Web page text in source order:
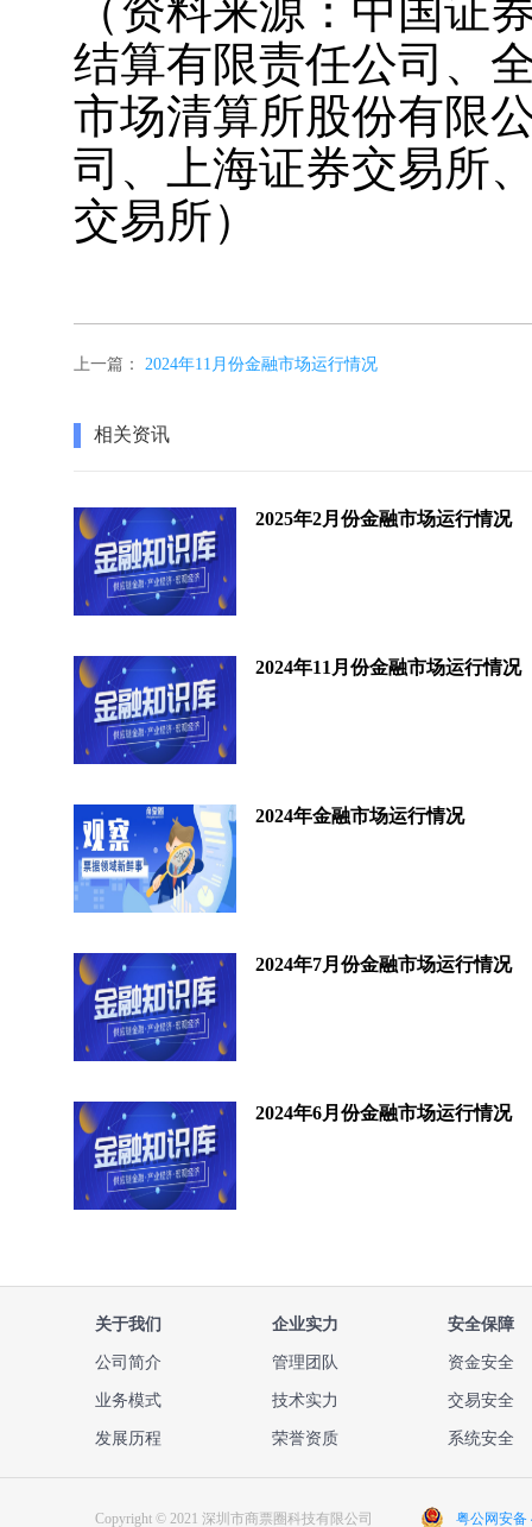
（资料来源：中国证
结算有限责任公司、
市场清算所股份有限
司、上海证券交易所
交易所）
上一篇： 2024年11月份金融市场运行情况
相关资讯
2025年2月份金融市场运行情况
2024年11月份金融市场运行情况
2024年金融市场运行情况
2024年7月份金融市场运行情况
2024年6月份金融市场运行情况
关于我们
公司简介
业务模式
发展历程
企业实力
管理团队
技术实力
荣誉资质
安全保障
资金安全
交易安全
系统安全
Copyright © 2021 深圳市商票圈科技有限公司 粤公网安备